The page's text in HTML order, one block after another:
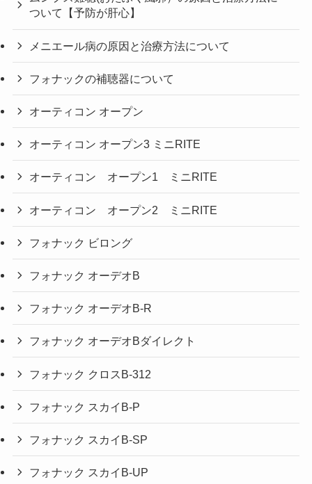
ついて【予防が肝心】
メニエール病の原因と治療方法について
フォナックの補聴器について
オーティコン オープン
オーティコン オープン3 ミニRITE
オーティコン オープン1 ミニRITE
オーティコン オープン2 ミニRITE
フォナック ビロング
フォナック オーデオB
フォナック オーデオB-R
フォナック オーデオBダイレクト
フォナック クロスB-312
フォナック スカイB-P
フォナック スカイB-SP
フォナック スカイB-UP